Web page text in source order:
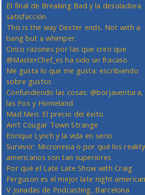
El final de Breaking Bad y la desoladora
satisfacción
This is the way Dexter ends. Not with a
bang but a whimper.
Cinco razones por las que creo que
@MasterChef_es ha sido un fracaso
Me gusta lo que me gusta: escribiendo
sobre gustos
Confundiendo las cosas: @borjaventura,
las Fox y Homeland
Mad Men: El precio del éxito
Ain’t Cougar Town Strange
Enrique Lynch y la vida en serio
Survivor: Micronesia o por qué los reality
americanos son tan superiores
Por qué el Late Late Show with Craig
Ferguson es el mejor late night
V Jonadas de Podcasting, Barcelona